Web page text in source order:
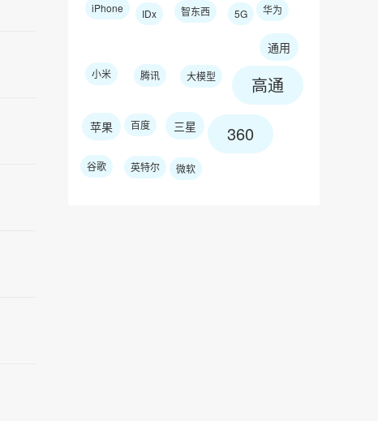
iPhone IDx 智东西 5G 华为
通用
小米 腾讯 大模型 高通
苹果 百度 三星 360
谷歌 英特尔 微软